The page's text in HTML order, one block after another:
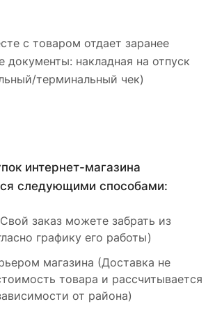
с товаром отдает заранее
документы: накладная на отпуск
терминальный чек)
интернет-магазина
следующими способами:
заказ можете забрать из
графику его работы)
магазина (Доставка не
товара и рассчитывается
от района)